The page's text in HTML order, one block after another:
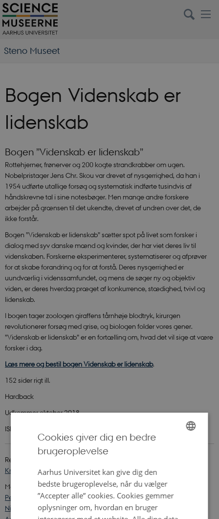
Steno Museet
Bogen Videnskab er
lidenskab
Bogen ”Videnskab er lidenskab”
Rottehjerner, frønerver og 200 kogte strandkrabber om ugen.
Nobelpristager Jens Chr. Skou var drevet af nysgerrighed, da han i
1954 udførte utallige forsøg og systematisk indførte tusindvis af
håndskrevne tal i sine notesbøger. Men mange andre forskere
arbejder på grænsen til det ukendte, drevet af undren over det, de
ikke forstår.
Bogen ”Videnskab er lidenskab” sætter spot på livet som forsker i
dialog med syv danske mænd og kvinder, der har viet deres liv til
videnskaben. Forskerne eksperimenterer, systematiserer og afprøver
for at skabe forandring og for at forstå. Deres nysgerrighed er
uundværlig i videnssamfundet, og mens de søger ny og objektiv
viden, er deres hverdag præget af konkurrence, stædighed, tvivl og
lidenskab.
I bogen tager zoologen giraffens tårnhøje blodtryk, kirurgen
revolutionerer forsøg med grise, og biologen folder vores gener.
”Videnskab er lidenskab” er en fortælling om, hvad det vil sige at være
forsker i dag.
Læs mere og bestil bogen Videnskab er lidenskab.
152 sider rigt ill.
Hardback
Udkommer oktober 2018
ISBN 978 87 7184 580 8
Redigeret af
Kristian Hvidtfelt NielsenogMorten Arnika Skydsgaard
Med bidrag af
Peter Kastberg Kristian Hvidtfelt Nielsen,Mathias Wullum
Nielsen
Mette Ebbesen, Morten Arnika Skydsgaard,
Cookies giver dig en bedre
brugeroplevelse
Aarhus Universitet kan give dig den
bedste brugeroplevelse, når du vælger
”Accepter alle” cookies. Cookies gemmer
oplysninger om, hvordan en bruger